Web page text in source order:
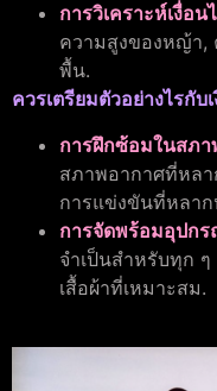
การวิเคราะห์เงื่อน
ความสูงของหญ้า,
พื้น.
ควรเตรียมตัวอย่างไรกั
การฝึกซ้อมในสภ
สภาพอากาศที่หลา
การแข่งขันที่หลาก
การจัดพร้อมอุปก
จำเป็นสำหรับทุก
เสื้อผ้าที่เหมาะสม.